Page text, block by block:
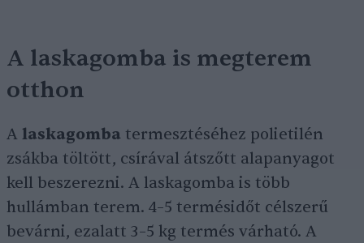
A laskagomba is megterem
otthon
A laskagomba termesztéséhez polietilén
zsákba töltött, csírával átszőtt alapanyagot
kell beszerezni. A laskagomba is több
hullámban terem. 4–5 termésidőt célszerű
bevárni, ezalatt 3–5 kg termés várható. A